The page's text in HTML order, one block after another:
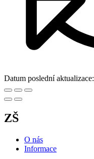
Datum poslední aktualizace:
ZŠ
O nás
Informace